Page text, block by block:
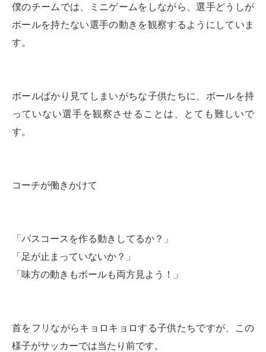
僕のチームでは、ミニゲームをしながら、選手どうしが
ボールを持たない選手の動きを観察するようにしていま
す。
ボールばかり見てしまいがちな子供たちに、ボールを持
っていない選手を観察させることは、とても難しいで
す。
コーチが働きかけて
「パスコースを作る動きしてるか？」
「足が止まっていないか？」
「味方の動きもボールも両方見よう！」
首をフリながらキョロキョロする子供たちですが、この
様子がサッカーでは当たり前です。